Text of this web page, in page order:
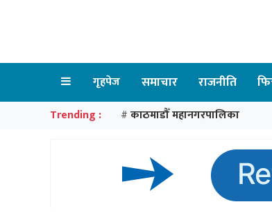
गृहपेज समाचार राजनीति
Trending : # काठमाडौँ महानगरपालिका